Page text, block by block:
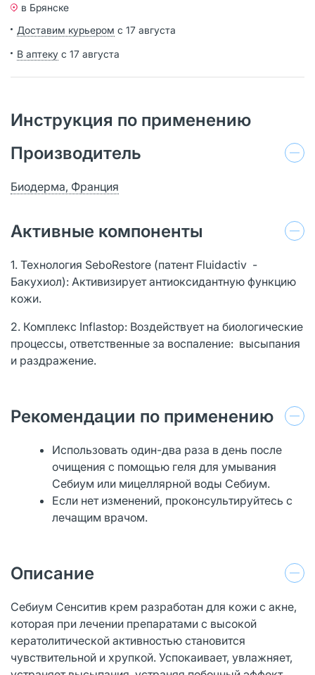
в Брянске
Доставим курьером с 17 августа
В аптеку с 17 августа
Инструкция по применению
Производитель
Биодерма, Франция
Активные компоненты
1. Технология SeboRestore (патент Fluidactiv -
Бакухиол): Активизирует антиоксидантную функцию
кожи.
2. Комплекс Inflastop: Воздействует на биологические
процессы, ответственные за воспаление: высыпания
и раздражение.
Рекомендации по применению
Использовать один-два раза в день после
очищения с помощью геля для умывания
Себиум или мицеллярной воды Себиум.
Если нет изменений, проконсультируйтесь с
лечащим врачом.
Описание
Себиум Сенситив крем разработан для кожи с акне,
которая при лечении препаратами с высокой
кератолитической активностью становится
чувствительной и хрупкой. Успокаивает, увлажняет,